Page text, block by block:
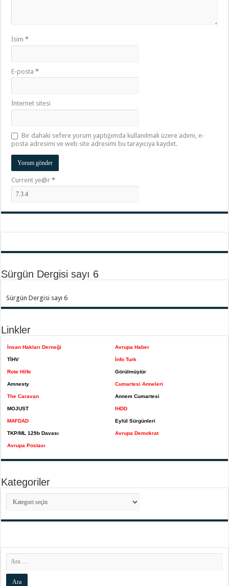
İsim*
E-posta*
İnternet sitesi
Bir dahaki sefere yorum yaptığımda kullanılmak üzere adımı, e-
posta adresimi ve web site adresimi bu tarayıcıya kaydet.
Current ye@r*
Sürgün Dergisi sayı 6
Sürgün Dergisi sayı 6
Linkler
İnsan Hakları Derneği
TİHV
Rote Hilfe
Amnesty
The Caravan
MOJUST
MAFDAD
TKP/ML 129b Davası
Avrupa Postası
Avrupa Haber
İnfo Turk
Görülmüştür
Cumartesi Anneleri
Annem Cumartesi
IHDD
Eylül Sürgünleri
Avrupa Demokrat
Kategoriler
Kategoriler